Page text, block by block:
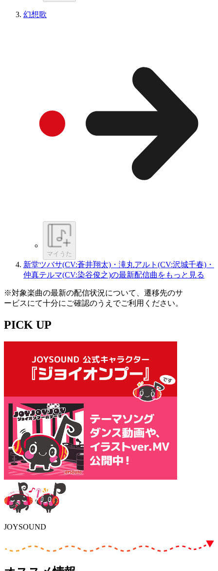
幻想歌
マイうた
新堂ツバサ(CV:蒼井翔太)・滝丸アルト(CV:沢城千春)・
仲真テルマ(CV:染谷俊之)の最新配信曲をもっと見る
※対象楽曲の最新の配信状況について、遷移先のサ
ービスにて十分にご確認のうえでご利用ください。
PICK UP
JOYSOUND